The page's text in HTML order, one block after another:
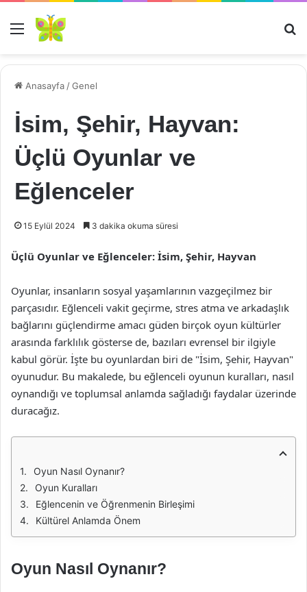
Menü
Anasayfa /Genel
İsim, Şehir, Hayvan:
Üçlü Oyunlar ve
Eğlenceler
15 Eylül 2024 3 dakika okuma süresi
Üçlü Oyunlar ve Eğlenceler: İsim, Şehir, Hayvan
Oyunlar, insanların sosyal yaşamlarının vazgeçilmez bir
parçasıdır. Eğlenceli vakit geçirme, stres atma ve arkadaşlık
bağlarını güçlendirme amacı güden birçok oyun kültürler
arasında farklılık gösterse de, bazıları evrensel bir ilgiyle
kabul görür. İşte bu oyunlardan biri de "İsim, Şehir, Hayvan"
oyunudur. Bu makalede, bu eğlenceli oyunun kuralları, nasıl
oynandığı ve toplumsal anlamda sağladığı faydalar üzerinde
duracağız.
Oyun Nasıl Oynanır?
Oyun Kuralları
Eğlencenin ve Öğrenmenin Birleşimi
Kültürel Anlamda Önem
Oyun Nasıl Oynanır?